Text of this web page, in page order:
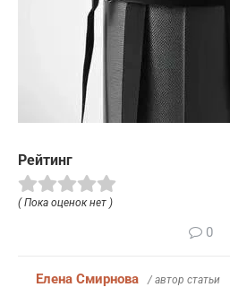
Рейтинг
( Пока оценок нет )
0
Елена Смирнова / автор статьи